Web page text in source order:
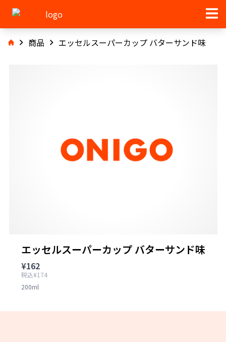
商品 エッセルスーパーカップ バターサンド味
エッセルスーパーカップ バターサンド味
¥162
税込¥174
200ml